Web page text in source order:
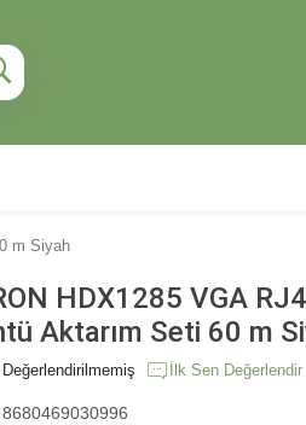
m Siyah
HDX1285 VGA
Aktarım Seti 60 m
İlk Sen Değerlendir
8680469030996